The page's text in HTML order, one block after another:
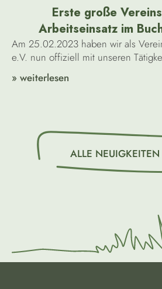
Erste große
Arbeitseinsatz im
Am 25.02.2023 haben wir als
e.V. nun offiziell mit unseren
» weiterlesen
ALLE NEUIGKEITEN